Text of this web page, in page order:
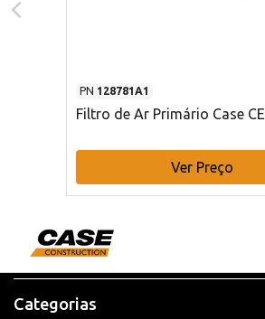
PN 128781A1
Filtro de Ar Primário Case CE
Ver Preço
Categorias